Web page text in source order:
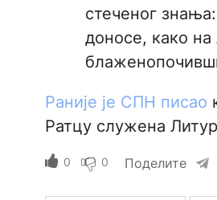
стеченог
доносе, како
Раније је СПН писао
Ратцу служена
0 0 Поделите